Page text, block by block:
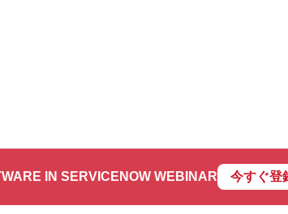
IN SERVICENOW WEBINAR 今すぐ登